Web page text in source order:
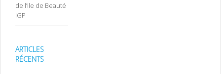
de l’Ile de Beauté
IGP
ARTICLES
RÉCENTS